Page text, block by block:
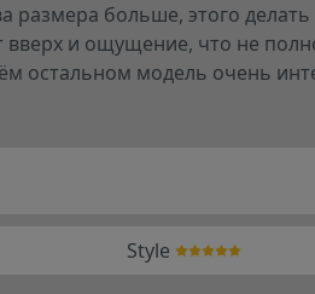
больше, этого делать
вверх и ощущение, что не
остальном модель очень
Style